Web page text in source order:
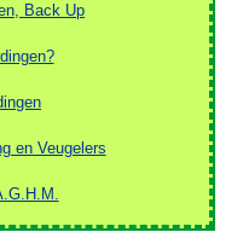
Back Up
en Veugelers